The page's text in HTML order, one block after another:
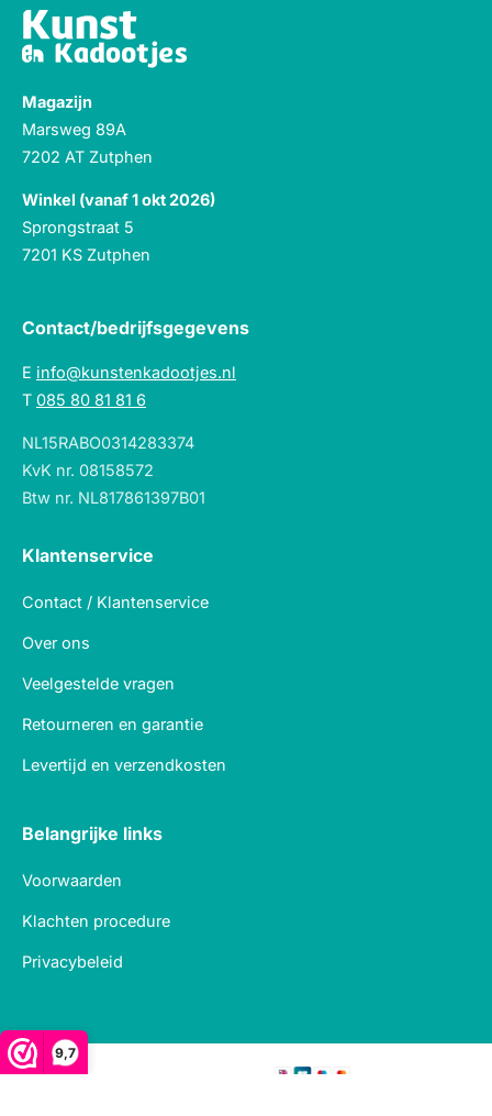
9,7
Magazijn
Marsweg 89A
7202 AT Zutphen
Winkel (vanaf 1 okt 2026)
Sprongstraat 5
7201 KS Zutphen
Contact/bedrijfsgegevens
E info@kunstenkadootjes.nl
T 085 80 81 81 6
NL15RABO0314283374
KvK nr. 08158572
Btw nr. NL817861397B01
Klantenservice
Contact / Klantenservice
Over ons
Veelgestelde vragen
Retourneren en garantie
Levertijd en verzendkosten
Belangrijke links
Voorwaarden
Klachten procedure
Privacybeleid